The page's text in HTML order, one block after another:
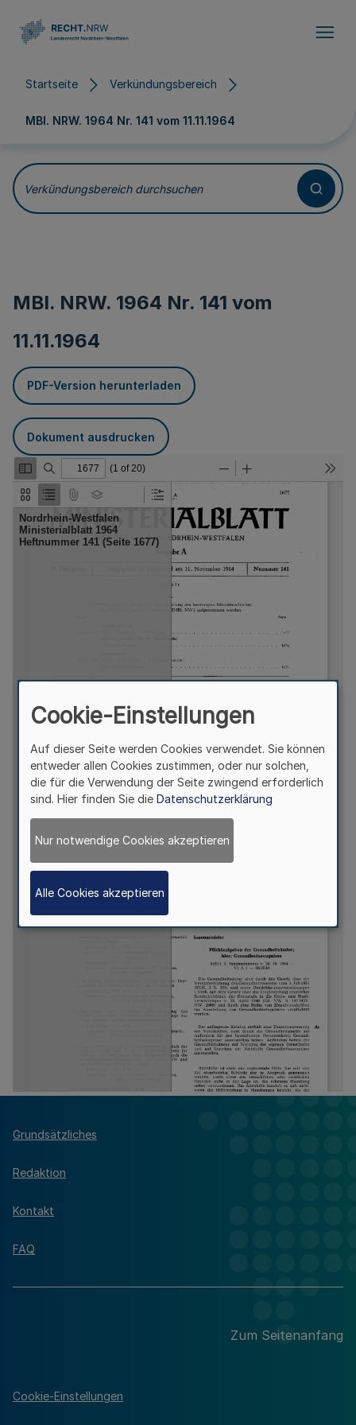
Startseite Verkündungsbereich
MBl. NRW. 1964 Nr. 141 vom 11.11.1964
Verkündungsbereich durchsuchen
MBl. NRW. 1964 Nr. 141 vom
11.11.1964
PDF-Version herunterladen
Dokument ausdrucken
Grundsätzliches
Redaktion
Kontakt
FAQ
Zum Seitenanfang
Cookie-Einstellungen
Cookie-Einstellungen
Auf dieser Seite werden Cookies verwendet. Sie können
entweder allen Cookies zustimmen, oder nur solchen,
die für die Verwendung der Seite zwingend erforderlich
sind. Hier finden Sie die Datenschutzerklärung
Nur notwendige Cookies akzeptieren
Alle Cookies akzeptieren